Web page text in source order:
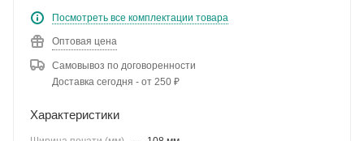
Посмотреть все комплектации товара
Оптовая цена
Самовывоз по договоренности
Доставка сегодня - от 250 ₽
Характеристики